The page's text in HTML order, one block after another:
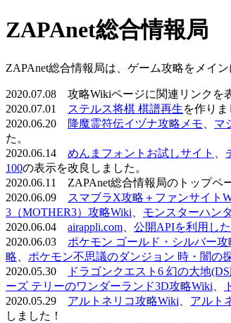
ZAPAnet総合情報局
ZAPAnet総合情報局は、ゲーム攻略をメイ
2020.07.08 攻略Wikiページに関連リンクを
2020.07.01
ステルス将棋 棋譜再生を作りま
2020.06.20
降魔霊符伝イヅナ攻略メモ マ
た。
2020.06.14 めんまフォントお試しサイト
100の表示を改良しました。
2020.06.11 ZAPAnet総合情報局のトップペ
2020.06.09
スマブラX攻略＋ファンサイト
3（MOTHER3）攻略Wiki
モンスターハン
2020.06.04 airappli.com 公開APIを利用し
2020.06.03 ポケモン ゴールド・シルバー攻
略
ポケモン不思議のダンジョン 時・闇の
2020.05.30
ドラゴンクエスト6 幻の大地
ーズ テリーのワンダーランド3D攻略Wiki
2020.05.29 アルトネリコ攻略Wiki アルト
しました！